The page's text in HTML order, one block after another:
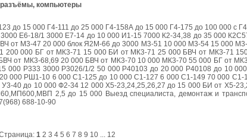
разъёмы, компьютеры
до 15 000 Г4-111 до 25 000 Г4-158А до 15 000 Г4-175 до 100 000 с
Е6-18/1 3000 Е7-14 до 10 000 И1-15 7000 К2-34,38 до 35 000
от М3-47 20 000 блок Я2М-66 до 3000 М3-51 10 000 М3-54 15 000
000 БГ от МК3-71 15 000 БИ от МК3-71 25 000 БВЧ от МК3-71
от МК3-68,69 20 000 БВЧ от МК3-70 10 000 МК3-70 55 000 БГ от
000 Р333 3000 Р3026/1/2 50 000 Р40103 до 20 000 Р40108 до 10
000 РШ1-10 6 000 С1-125 до 10 000 С1-127 6 000 С1-149 70 000 С1-
40 до 10 000 Ф2-34 12 000 Х5-23,24,25,26,27 до 15 000 БИ от Х5-
2,5 до 15 000 Выезд специалиста, демонтаж и
688-10-90
1 2 3 4 5 6 7 8 9 10... 12